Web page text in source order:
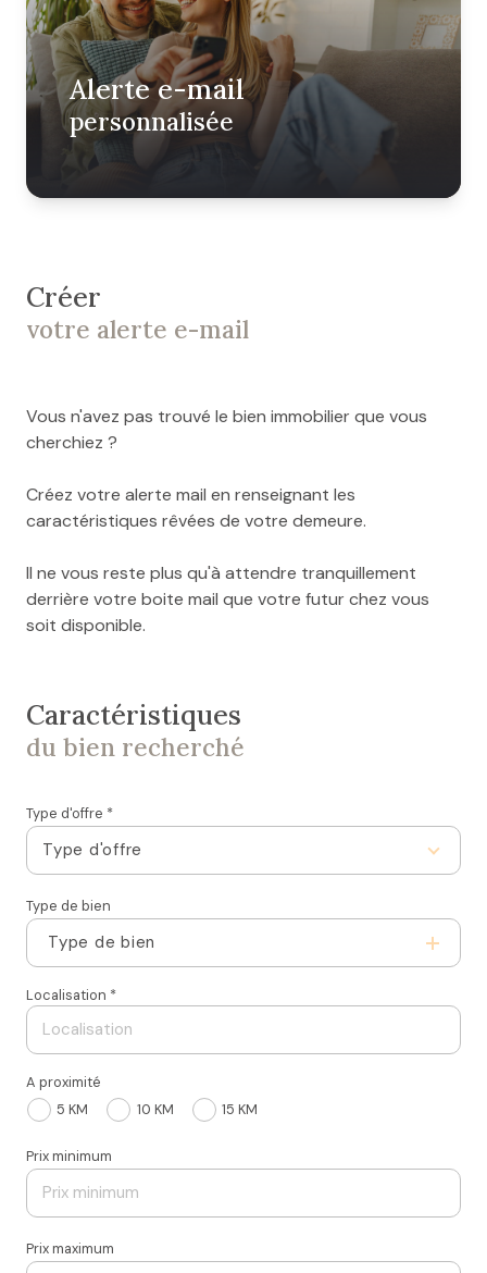
Alerte e-mail
personnalisée
Créer
votre alerte e-mail
Vous n'avez pas trouvé le bien immobilier que vous
cherchiez ?
Créez votre alerte mail en renseignant les
caractéristiques rêvées de votre demeure.
Il ne vous reste plus qu'à attendre tranquillement
derrière votre boite mail que votre futur chez vous
soit disponible.
Caractéristiques
du bien recherché
Type d'offre *
Type d'offre
Type de bien
Type de bien
Localisation *
A proximité
5 KM
10 KM 15 KM
Prix minimum
Prix maximum